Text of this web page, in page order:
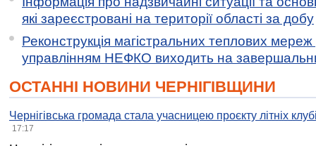
які зареєстровані на території області за добу
Реконструкція магістральних теплових мереж
управлінням НЕФКО виходить на
ОСТАННІ НОВИНИ ЧЕРНІГІВЩИНИ
Чернігівська громада стала учасницею проєкту літніх
17:17